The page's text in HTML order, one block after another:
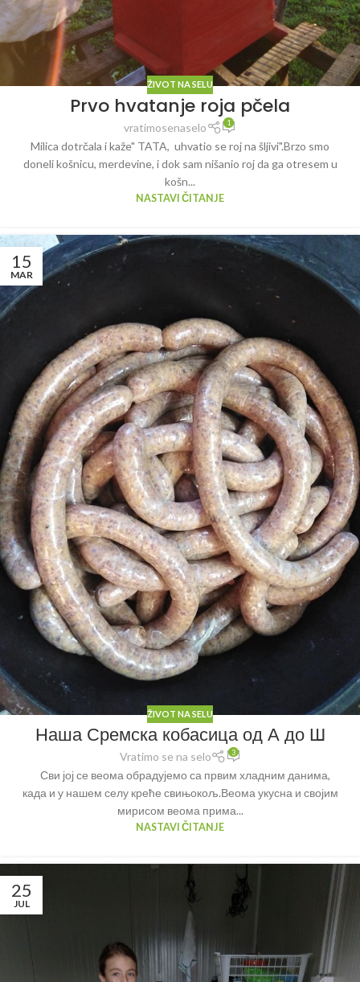
ŽIVOT NA SELU
Prvo hvatanje roja pčela
vratimosenaselo 1
Milica dotrčala i kaže" TATA, uhvatio se roj na šljivi".Brzo smo
doneli košnicu, merdevine, i dok sam nišanio roj da ga otresem u
košn...
NASTAVI ČITANJE
15
MAR
ŽIVOT NA SELU
Наша Сремска кобасица од А до Ш
Vratimo se na selo 3
Сви јој се веома обрадујемо са првим хладним данима,
када и у нашем селу креће свињокољ.Веома укусна и својим
мирисом веома прима...
NASTAVI ČITANJE
25
JUL